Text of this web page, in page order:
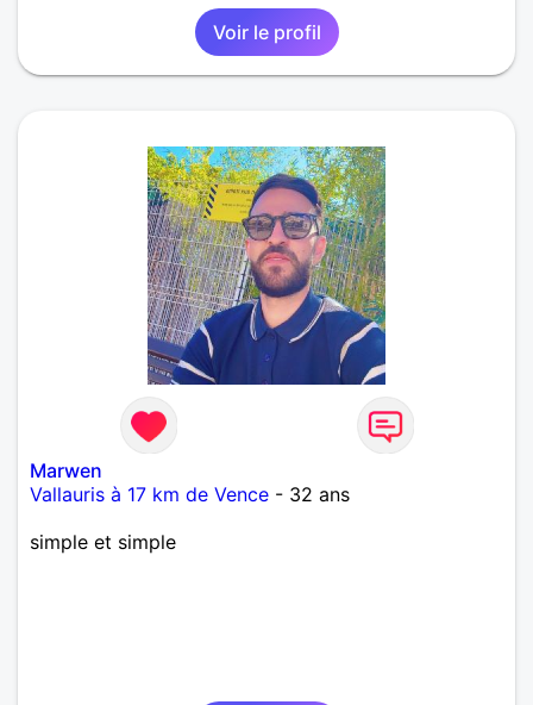
Voir le profil
Marwen
Vallauris à 17 km de Vence - 32 ans
simple et simple